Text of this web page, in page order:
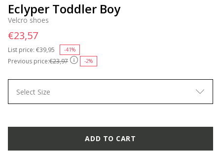
Eclyper Toddler Boy
Velcro shoes
Previous price:€23,97 -2%
List price: Price reduced from
€39,95 -41%
€23,57
Select Size
ADD TO CART